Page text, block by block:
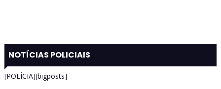
NOTÍCIAS POLICIAIS
[POLÍCIA][bigposts]